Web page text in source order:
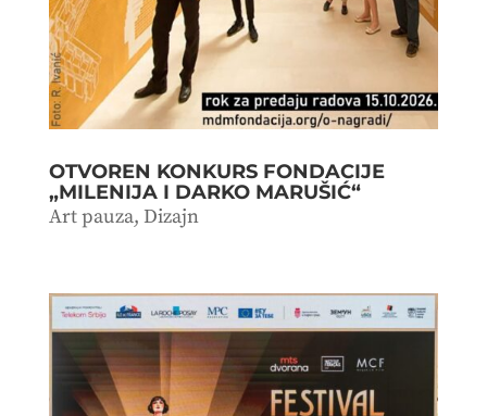
OTVOREN KONKURS FONDACIJE
„MILENIJA I DARKO MARUŠIĆ“
Art pauza, Dizajn